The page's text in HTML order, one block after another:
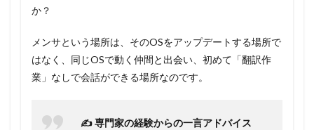
か？
メンサという場所は、そのOSをアップデートする場所で
はなく、同じOSで動く仲間と出会い、初めて「翻訳作
業」なしで会話ができる場所なのです。
✍️ 専門家の経験からの一言アドバイス